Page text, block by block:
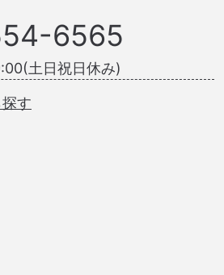
6565
土日祝日休み)
す